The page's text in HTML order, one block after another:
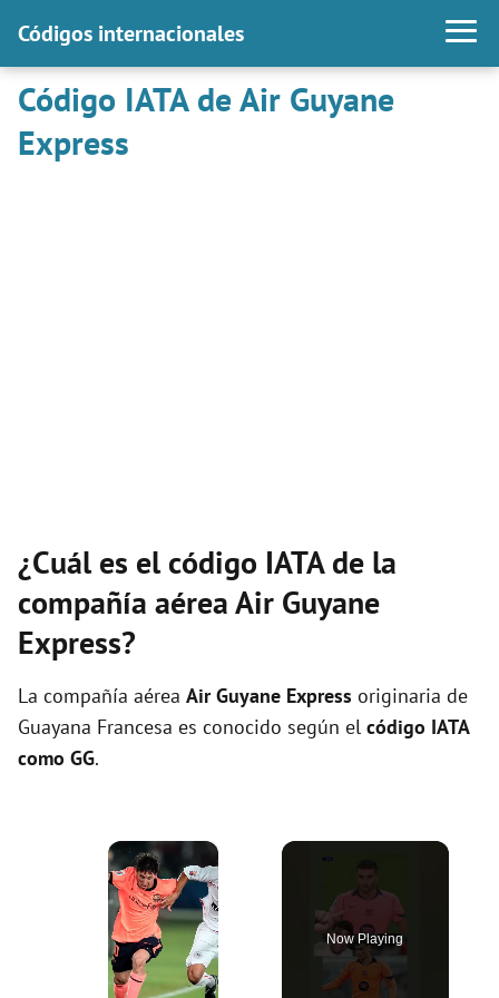
Códigos internacionales
Código IATA de Air Guyane
Express
¿Cuál es el código IATA de la
compañía aérea Air Guyane
Express?
La compañía aérea Air Guyane Express originaria de
Guayana Francesa es conocido según el código IATA
como GG.
×
Now Playing